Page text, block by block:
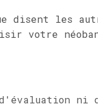
disent les
votre
d'évaluation ni